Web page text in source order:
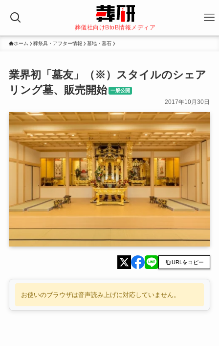
葬儀社向けBtoB情報メディア
ホーム 葬祭具・アフター情報 墓地・墓石
業界初「墓友」（※）スタイルのシェア
リング墓、販売開始
一般公開
2017年10月30日
URLをコピー
お使いのブラウザは音声読み上げに対応していません。